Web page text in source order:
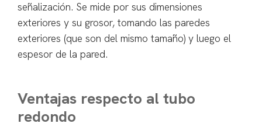
señalización. Se mide por sus dimensiones
exteriores y su grosor, tomando las paredes
exteriores (que son del mismo tamaño) y luego el
espesor de la pared.
Ventajas respecto al tubo
redondo